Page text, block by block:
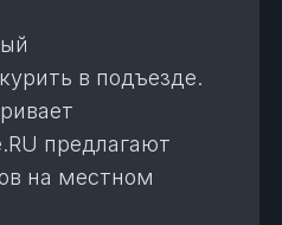
в подъезде.
предлагают
на местном